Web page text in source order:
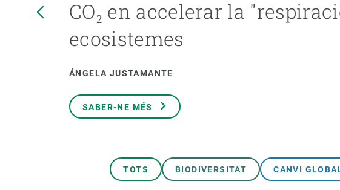
CO₂ en accelerar la
ecosistemes
ÁNGELA JUSTAMANTE
SABER-NE MÉS
TOTS BIODIVERSITAT CANVI
Marca i logotips
Infraestructures
Equitat, Diversitat i Inclusió (EDI)
Ciència oberta i gestió del coneixement
Documentació
Observació de la terra
Temes transversals